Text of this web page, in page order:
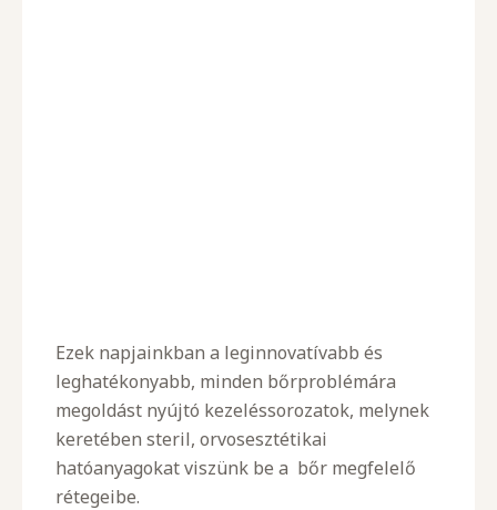
Ezek napjainkban a leginnovatívabb és
leghatékonyabb, minden bőrproblémára
megoldást nyújtó kezeléssorozatok, melynek
keretében steril, orvosesztétikai
hatóanyagokat viszünk be a bőr megfelelő
rétegeibe.